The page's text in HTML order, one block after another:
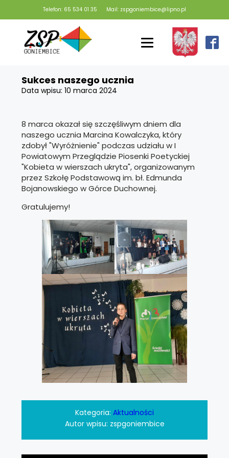
Telefon: 65 534 01 35 Mail: zspgoniembice@lipno.pl
Sukces naszego ucznia
Data wpisu:10 marca 2024
8 marca okazał się szczęśliwym dniem dla
naszego ucznia Marcina Kowalczyka, który
zdobył "Wyróżnienie" podczas udziału w I
Powiatowym Przeglądzie Piosenki Poetyckiej
"Kobieta w wierszach ukryta", organizowanym
przez Szkołę Podstawową im. bł. Edmunda
Bojanowskiego w Górce Duchownej.
Gratulujemy!
Kategoria: Aktualności
Autor wpisu: zspgoniembice